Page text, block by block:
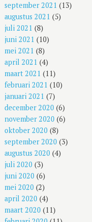
september 2021 (13)
augustus 2021 (5)
juli 2021 (8)
juni 2021 (10)
mei 2021 (8)
april 2021 (4)
maart 2021 (11)
februari 2021 (10)
januari 2021 (7)
december 2020 (6)
november 2020 (6)
oktober 2020 (8)
september 2020 (3)
augustus 2020 (4)
juli 2020 (3)
juni 2020 (6)
mei 2020 (2)
april 2020 (4)
maart 2020 (11)